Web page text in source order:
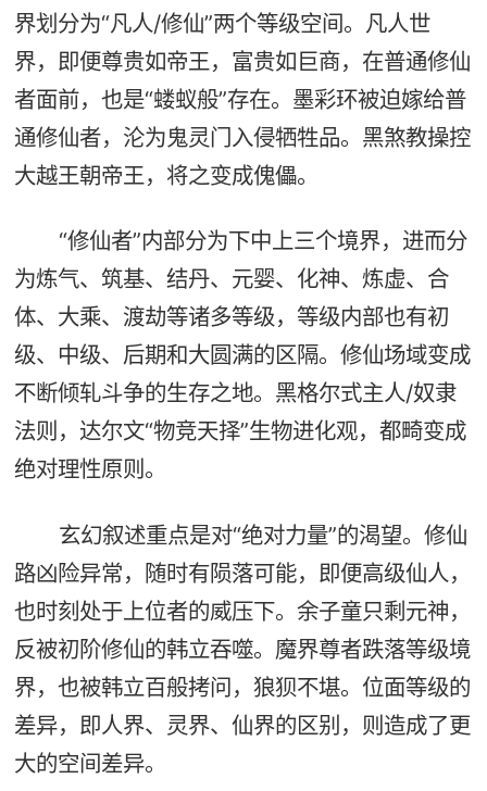
界划分为“凡人/修仙”两个等级空间。凡人世
界，即便尊贵如帝王，富贵如巨商，在普通修仙
者面前，也是“蝼蚁般”存在。墨彩环被迫嫁给普
通修仙者，沦为鬼灵门入侵牺牲品。黑煞教操控
大越王朝帝王，将之变成傀儡。
“修仙者”内部分为下中上三个境界，进而分
为炼气、筑基、结丹、元婴、化神、炼虚、合
体、大乘、渡劫等诸多等级，等级内部也有初
级、中级、后期和大圆满的区隔。修仙场域变成
不断倾轧斗争的生存之地。黑格尔式主人/奴隶
法则，达尔文“物竞天择”生物进化观，都畸变成
绝对理性原则。
玄幻叙述重点是对“绝对力量”的渴望。修仙
路凶险异常，随时有陨落可能，即便高级仙人，
也时刻处于上位者的威压下。余子童只剩元神，
反被初阶修仙的韩立吞噬。魔界尊者跌落等级境
界，也被韩立百般拷问，狼狈不堪。位面等级的
差异，即人界、灵界、仙界的区别，则造成了更
大的空间差异。